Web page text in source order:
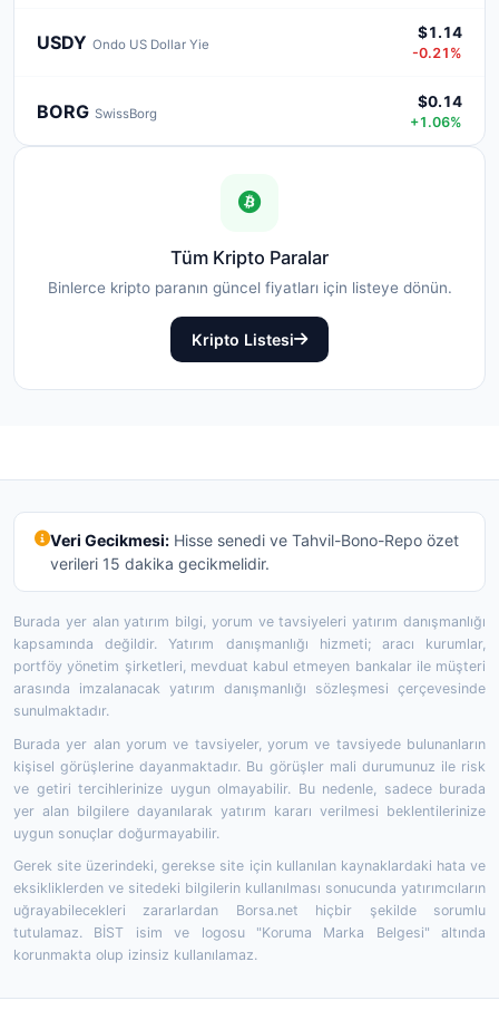
USDY Ondo US Dollar Yie
$1.14
-0.21%
BORG SwissBorg
$0.14
+1.06%
Tüm Kripto Paralar
Binlerce kripto paranın güncel fiyatları için listeye dönün.
Kripto Listesi
Veri Gecikmesi:Hisse senedi ve Tahvil-Bono-Repo özet
verileri 15 dakika gecikmelidir.
Burada yer alan yatırım bilgi, yorum ve tavsiyeleri yatırım danışmanlığı
kapsamında değildir. Yatırım danışmanlığı hizmeti; aracı kurumlar,
portföy yönetim şirketleri, mevduat kabul etmeyen bankalar ile müşteri
arasında imzalanacak yatırım danışmanlığı sözleşmesi çerçevesinde
sunulmaktadır.
Burada yer alan yorum ve tavsiyeler, yorum ve tavsiyede bulunanların
kişisel görüşlerine dayanmaktadır. Bu görüşler mali durumunuz ile risk
ve getiri tercihlerinize uygun olmayabilir. Bu nedenle, sadece burada
yer alan bilgilere dayanılarak yatırım kararı verilmesi beklentilerinize
uygun sonuçlar doğurmayabilir.
Gerek site üzerindeki, gerekse site için kullanılan kaynaklardaki hata ve
eksikliklerden ve sitedeki bilgilerin kullanılması sonucunda yatırımcıların
uğrayabilecekleri zararlardan Borsa.net hiçbir şekilde sorumlu
tutulamaz. BİST isim ve logosu "Koruma Marka Belgesi" altında
korunmakta olup izinsiz kullanılamaz.